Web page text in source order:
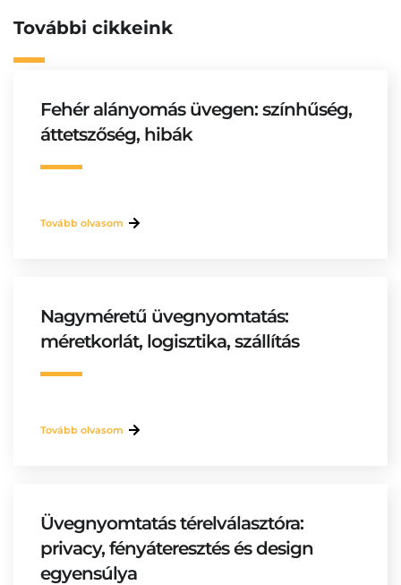
További cikkeink
Fehér alányomás üvegen: színhűség,
áttetszőség, hibák
Tovább olvasom
Nagyméretű üvegnyomtatás:
méretkorlát, logisztika, szállítás
Tovább olvasom
Üvegnyomtatás térelválasztóra:
privacy, fényáteresztés és design
egyensúlya